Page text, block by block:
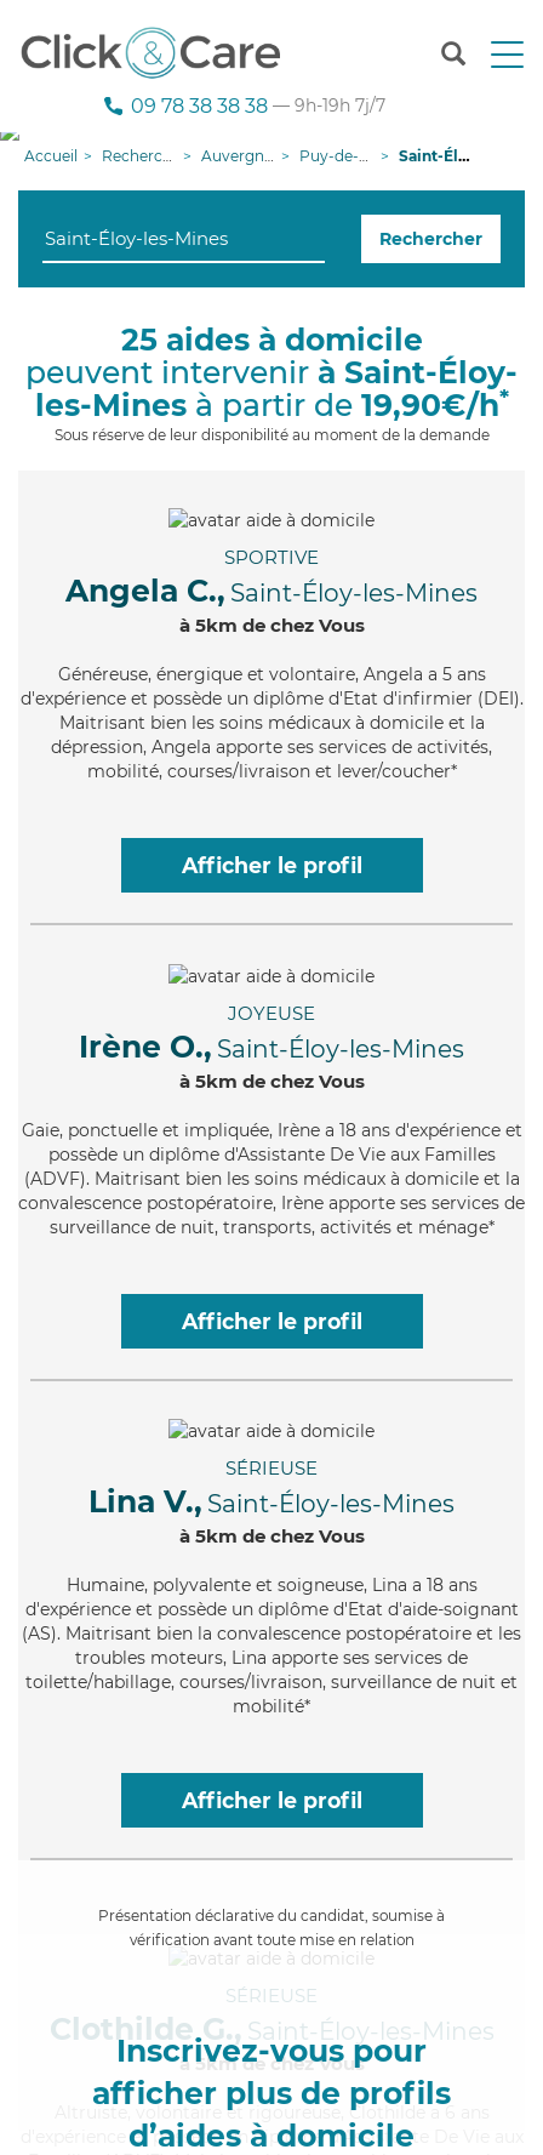
T
n
g
i
o
09 78 38 38 38 — 9h-19h 7j/7
Accueil Recherche aide à domicile Auvergne-Rhône-Alpes Puy-de-Dôme Saint-Éloy-les-Mines
Rechercher
25 aides à domicile
peuvent intervenir à Saint-Éloy-
les-Minesà partir de 19,90€/h*
Sous réserve de leur disponibilité au moment de la demande
SPORTIVE
Angela C., Saint-Éloy-les-Mines
à 5km de chez Vous
Généreuse, énergique et volontaire, Angela a 5 ans
d'expérience et possède un diplôme d'Etat d'infirmier (DEI).
Maitrisant bien les soins médicaux à domicile et la
dépression, Angela apporte ses services de activités,
mobilité, courses/livraison et lever/coucher*
Afficher le profil
JOYEUSE
Irène O., Saint-Éloy-les-Mines
à 5km de chez Vous
Gaie, ponctuelle et impliquée, Irène a 18 ans d'expérience et
possède un diplôme d'Assistante De Vie aux Familles
(ADVF). Maitrisant bien les soins médicaux à domicile et la
convalescence postopératoire, Irène apporte ses services de
surveillance de nuit, transports, activités et ménage*
Afficher le profil
SÉRIEUSE
Lina V., Saint-Éloy-les-Mines
à 5km de chez Vous
Humaine, polyvalente et soigneuse, Lina a 18 ans
d'expérience et possède un diplôme d'Etat d'aide-soignant
(AS). Maitrisant bien la convalescence postopératoire et les
troubles moteurs, Lina apporte ses services de
toilette/habillage, courses/livraison, surveillance de nuit et
mobilité*
Afficher le profil
Présentation déclarative du candidat, soumise à
vérification avant toute mise en relation
Inscrivez-vous pour
afficher plus de profils
d’aides à domicile
SÉRIEUSE
Clothilde G., Saint-Éloy-les-Mines
à 5km de chez Vous
, volontaire et rigoureuse, Clothilde a 6 ans
d'expérience et possède un diplôme d'Assistante De Vie aux